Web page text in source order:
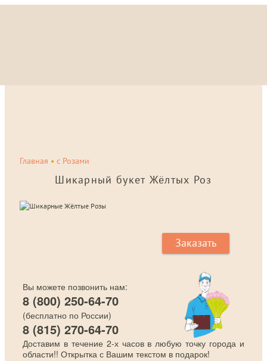
Главная •с Розами
Шикарный букет Жёлтых Роз
Заказать
Вы можете позвонить нам:
8 (800) 250-64-70
(бесплатно по России)
8 (815) 270-64-70
Доставим в течение 2-х часов в любую точку города и
области!! Открытка с Вашим текстом в подарок!